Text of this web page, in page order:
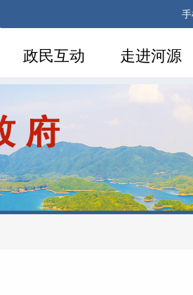
走进河源
政民互动